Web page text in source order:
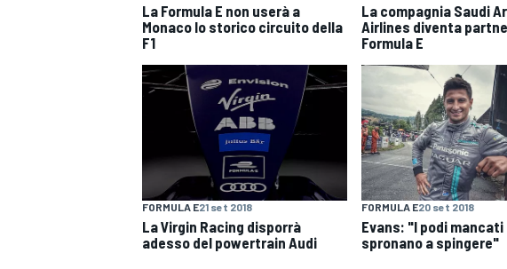
La Formula E non userà a
Monaco lo storico circuito della
F1
La compagnia Saudi
Airlines diventa
Formula E
FORMULA E21 set 2018
La Virgin Racing disporrà
adesso del powertrain Audi
FORMULA E20 set 2018
Evans: "I podi mancati
spronano a spingere"